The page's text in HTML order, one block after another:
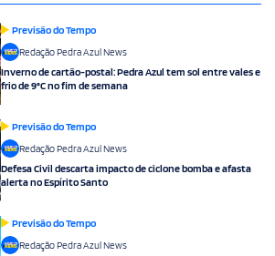
Previsão do Tempo
Redação Pedra Azul News
Inverno de cartão-postal: Pedra Azul tem sol entre vales e
frio de 9°C no fim de semana
Previsão do Tempo
Redação Pedra Azul News
Defesa Civil descarta impacto de ciclone bomba e afasta
alerta no Espírito Santo
Previsão do Tempo
Redação Pedra Azul News